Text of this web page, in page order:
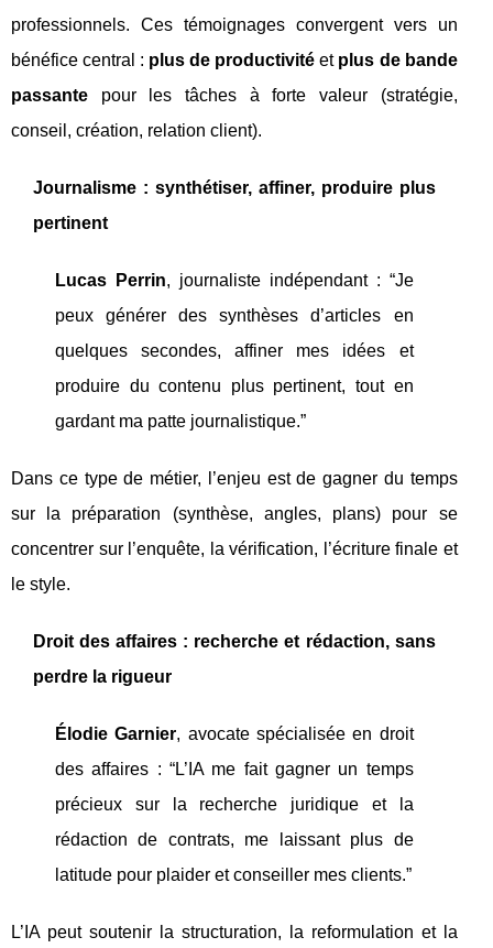
professionnels. Ces témoignages convergent vers un
bénéfice central : plus de productivité et plus de bande
passante pour les tâches à forte valeur (stratégie,
conseil, création, relation client).
Journalisme : synthétiser, affiner, produire plus
pertinent
Lucas Perrin, journaliste indépendant : “Je
peux générer des synthèses d’articles en
quelques secondes, affiner mes idées et
produire du contenu plus pertinent, tout en
gardant ma patte journalistique.”
Dans ce type de métier, l’enjeu est de gagner du temps
sur la préparation (synthèse, angles, plans) pour se
concentrer sur l’enquête, la vérification, l’écriture finale et
le style.
Droit des affaires : recherche et rédaction, sans
perdre la rigueur
Élodie Garnier, avocate spécialisée en droit
des affaires : “L’IA me fait gagner un temps
précieux sur la recherche juridique et la
rédaction de contrats, me laissant plus de
latitude pour plaider et conseiller mes clients.”
L’IA peut soutenir la structuration, la reformulation et la